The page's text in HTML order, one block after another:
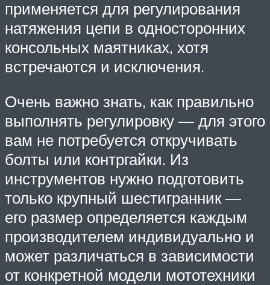
применяется для регулирования
натяжения цепи в односторонних
консольных маятниках, хотя
встречаются и исключения.
Очень важно знать, как правильно
выполнять регулировку — для этого
вам не потребуется откручивать
болты или контргайки. Из
инструментов нужно подготовить
только крупный шестигранник —
его размер определяется каждым
производителем индивидуально и
может различаться в зависимости
от конкретной модели мототехники